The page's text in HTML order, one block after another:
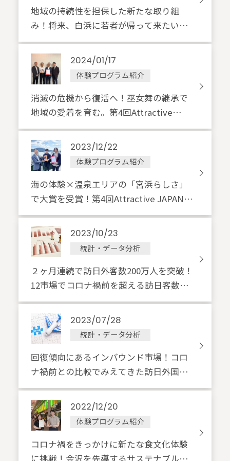
地域の持続性を担保した新たな取り組
み！将来、白浜に若者が帰って来たいと
思える場所を目指して。第4回Attractive
JAPAN Award サステナブル賞受賞・一般
社団法人シラハマコイナ様
2024/01/17
体験プログラム紹介
消滅の危機から復活へ！巫女舞の継承で
地域の愛着を育む。第4回Attractive
JAPAN Award 地域アイデンティティ賞受
賞・会津磐梯巫⼥舞保存会様
2023/12/22
体験プログラム紹介
海の体験×温泉エリアの「宮浜らしさ」
で大賞を受賞！第4回Attractive JAPAN
Award アトラクティブジャパン大賞受
賞・宮浜アドベンチャーズ様
2023/10/23
統計・データ分析
２ヶ月連続で訪日外客数200万人を突破！
12市場でコロナ禍前を超える訪日客数記
録へ
2023/07/28
統計・データ分析
回復傾向にあるインバウンド市場！コロ
ナ禍前との比較でみえてきた訪日外国人
旅行客の傾向を徹底分析
2022/12/20
体験プログラム紹介
コロナ禍をきっかけに新たな食文化体験
に挑戦！金沢を先導するサステナブルな